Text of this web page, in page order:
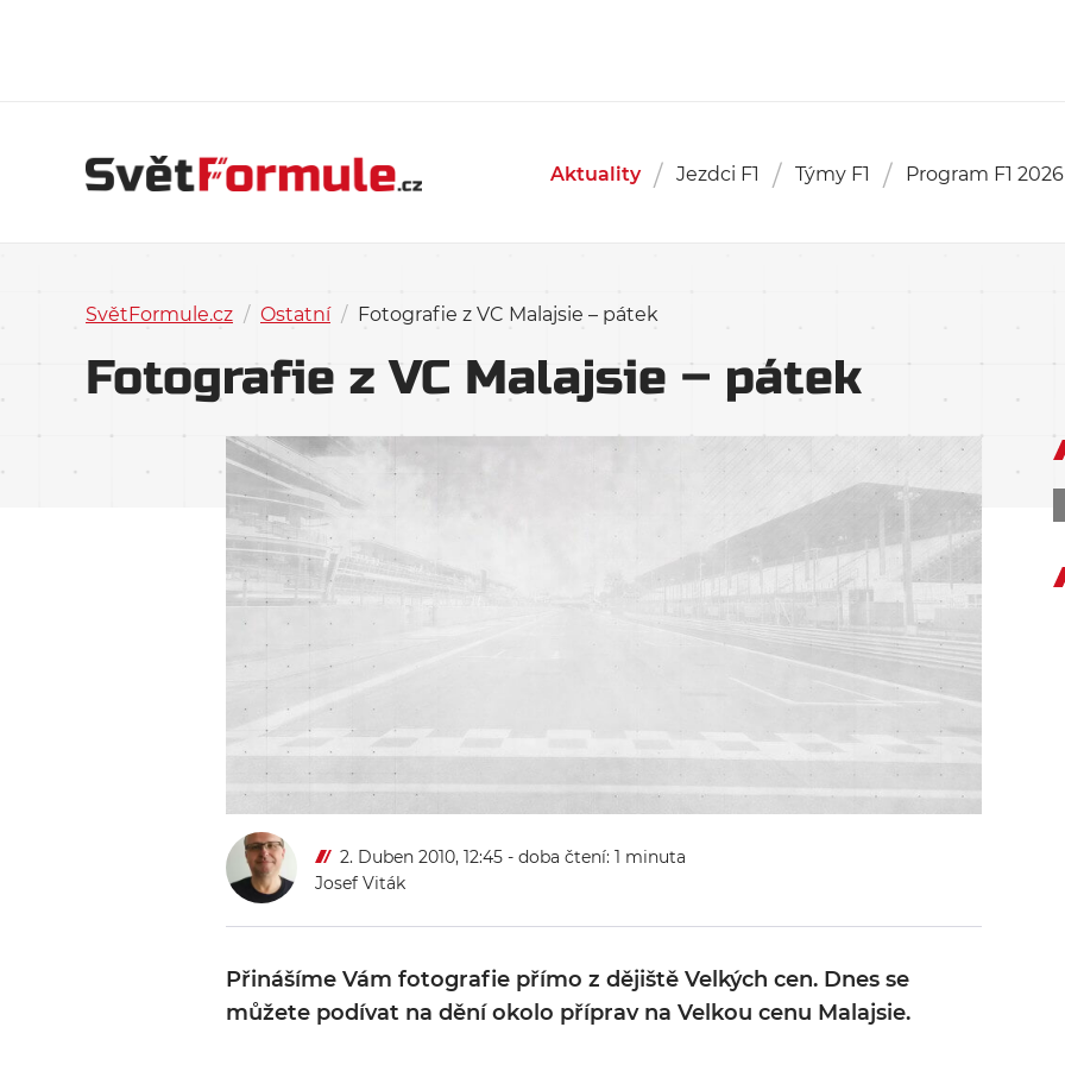
Aktuality Jezdci F1 Týmy F1 Program F1 2026
SvětFormule.cz / Ostatní / Fotografie z VC Malajsie – pátek
Fotografie z VC Malajsie – pátek
2. Duben 2010, 12:45 - doba čtení: 1 minuta
Josef Viták
Přinášíme Vám fotografie přímo z dějiště Velkých cen. Dnes se
můžete podívat na dění okolo příprav na Velkou cenu Malajsie.